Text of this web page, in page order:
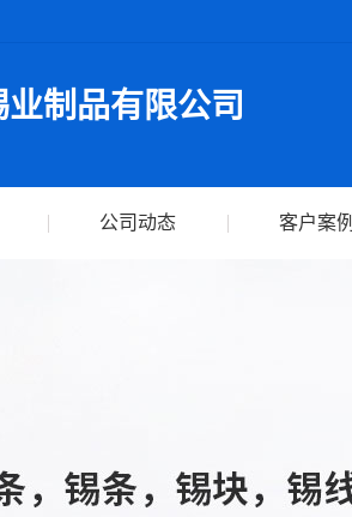
制品有限公司
公司动态 客户案例